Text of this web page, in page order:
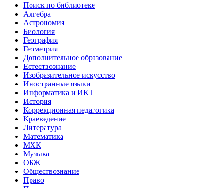
Поиск по библиотеке
Алгебра
Астрономия
Биология
География
Геометрия
Дополнительное образование
Естествознание
Изобразительное искусство
Иностранные языки
Информатика и ИКТ
История
Коррекционная педагогика
Краеведение
Литература
Математика
МХК
Музыка
ОБЖ
Обществознание
Право